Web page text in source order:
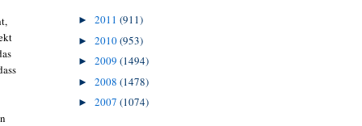
► 2011 (911)
► 2010(953)
► 2009 (1494)
► 2008 (1478)
► 2007 (1074)